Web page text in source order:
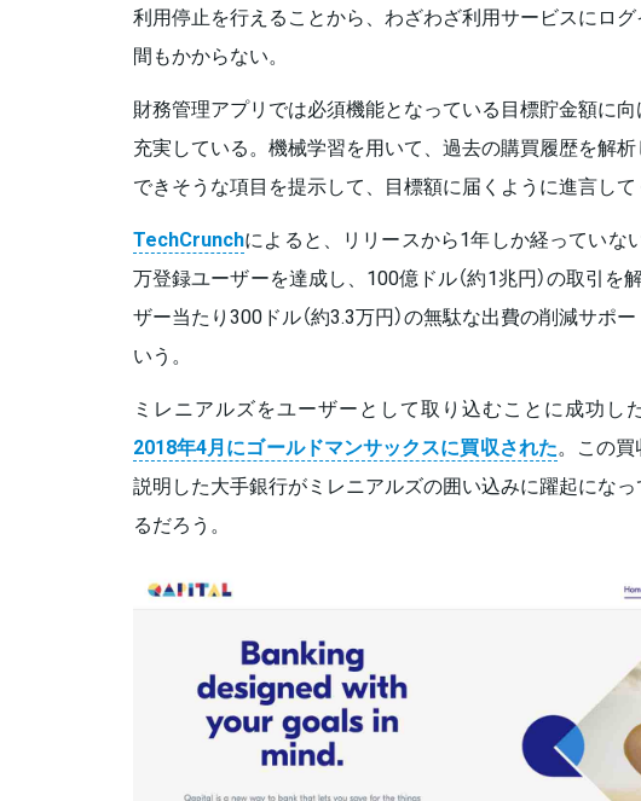
利用停止を行えることから、わざわざ利用サービスにロ
間もかからない。
財務管理アプリでは必須機能となっている目標貯金額に
充実している。機械学習を用いて、過去の購買履歴を解
できそうな項目を提示して、目標額に届くように進言して
TechCrunchによると、リリースから1年しか経っていな
万登録ユーザーを達成し、100億ドル（約1兆円）の取引を
ザー当たり300ドル（約3.3万円）の無駄な出費の削減サポ
いう。
ミレニアルズをユーザーとして取り込むことに成功し
2018年4月にゴールドマンサックスに買収された。この
説明した大手銀行がミレニアルズの囲い込みに躍起になっ
るだろう。